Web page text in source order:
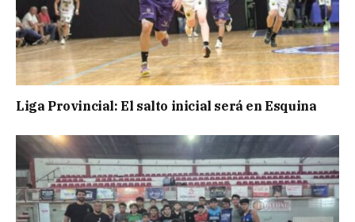
Liga Provincial: El salto inicial será en Esquina